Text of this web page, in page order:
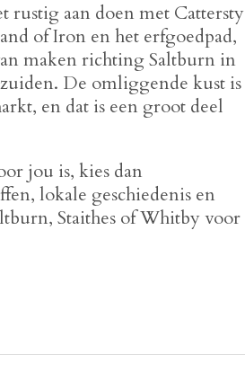
rustig aan doen met Cattersty
of Iron en het erfgoedpad,
maken richting Saltburn in
De omliggende kust is
en dat is een groot deel
jou is, kies dan
lokale geschiedenis en
Staithes of Whitby voor